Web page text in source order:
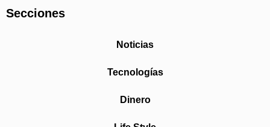
Secciones
Noticias
Tecnologías
Dinero